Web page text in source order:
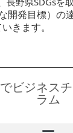
開発目標）の
きます。
ビジネス
ラム